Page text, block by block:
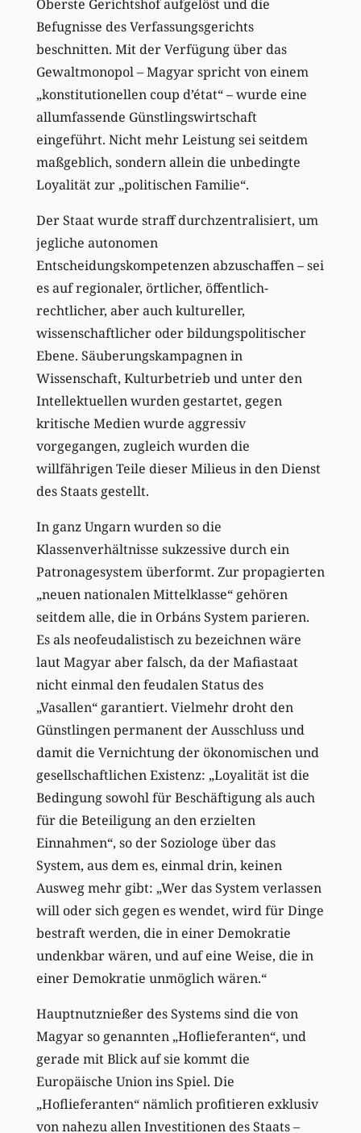
Oberste Gerichtshof aufgelöst und die
Befugnisse des Verfassungsgerichts
beschnitten. Mit der Verfügung über das
Gewaltmonopol – Magyar spricht von einem
„konstitutionellen coup d’état“ – wurde eine
allumfassende Günstlingswirtschaft
eingeführt. Nicht mehr Leistung sei seitdem
maßgeblich, sondern allein die unbedingte
Loyalität zur „politischen Familie“.
Der Staat wurde straff durchzentralisiert, um
jegliche autonomen
Entscheidungskompetenzen abzuschaffen – sei
es auf regionaler, örtlicher, öffentlich-
rechtlicher, aber auch kultureller,
wissenschaftlicher oder bildungspolitischer
Ebene. Säuberungskampagnen in
Wissenschaft, Kulturbetrieb und unter den
Intellektuellen wurden gestartet, gegen
kritische Medien wurde aggressiv
vorgegangen, zugleich wurden die
willfährigen Teile dieser Milieus in den Dienst
des Staats gestellt.
In ganz Ungarn wurden so die
Klassenverhältnisse sukzessive durch ein
Patronagesystem überformt. Zur propagierten
„neuen nationalen Mittelklasse“ gehören
seitdem alle, die in Orbáns System parieren.
Es als neofeudalistisch zu bezeichnen wäre
laut Magyar aber falsch, da der Mafiastaat
nicht einmal den feudalen Status des
„Vasallen“ garantiert. Vielmehr droht den
Günstlingen permanent der Ausschluss und
damit die Vernichtung der ökonomischen und
gesellschaftlichen Existenz: „Loyalität ist die
Bedingung sowohl für Beschäftigung als auch
für die Beteiligung an den erzielten
Einnahmen“, so der Soziologe über das
System, aus dem es, einmal drin, keinen
Ausweg mehr gibt: „Wer das System verlassen
will oder sich gegen es wendet, wird für Dinge
bestraft werden, die in einer Demokratie
undenkbar wären, und auf eine Weise, die in
einer Demokratie unmöglich wären.“
Hauptnutznießer des Systems sind die von
Magyar so genannten „Hoflieferanten“, und
gerade mit Blick auf sie kommt die
Europäische Union ins Spiel. Die
„Hoflieferanten“ nämlich profitieren exklusiv
von nahezu allen Investitionen des Staats –